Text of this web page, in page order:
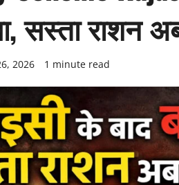
सस्ता राशन
2026 1 minute read